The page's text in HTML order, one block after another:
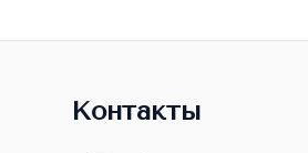
Контакты